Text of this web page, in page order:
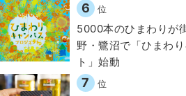
6 位
5000本のひまわりが
野・鷺沼で「ひまわ
ト」始動
7 位